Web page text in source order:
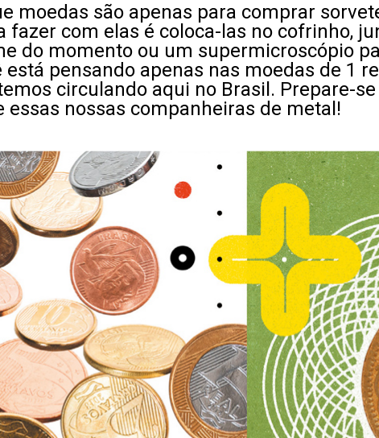
moedas são apenas para comprar
fazer com elas é coloca-las no cofrinho,
do momento ou um supermicroscópio
está pensando apenas nas moedas de 1
circulando aqui no Brasil. Prepare-
essas nossas companheiras de metal!